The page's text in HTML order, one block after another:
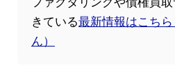
きている最新情報はこち
ん）